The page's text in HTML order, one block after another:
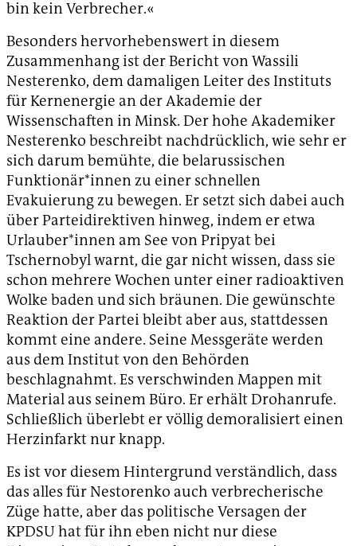
bin kein Verbrecher.«
Besonders hervorhebenswert in diesem
Zusammenhang ist der Bericht von Wassili
Nesterenko, dem damaligen Leiter des Instituts
für Kernenergie an der Akademie der
Wissenschaften in Minsk. Der hohe Akademiker
Nesterenko beschreibt nachdrücklich, wie sehr er
sich darum bemühte, die belarussischen
Funktionär*innen zu einer schnellen
Evakuierung zu bewegen. Er setzt sich dabei auch
über Parteidirektiven hinweg, indem er etwa
Urlauber*innen am See von Pripyat bei
Tschernobyl warnt, die gar nicht wissen, dass sie
schon mehrere Wochen unter einer radioaktiven
Wolke baden und sich bräunen. Die gewünschte
Reaktion der Partei bleibt aber aus, stattdessen
kommt eine andere. Seine Messgeräte werden
aus dem Institut von den Behörden
beschlagnahmt. Es verschwinden Mappen mit
Material aus seinem Büro. Er erhält Drohanrufe.
Schließlich überlebt er völlig demoralisiert einen
Herzinfarkt nur knapp.
Es ist vor diesem Hintergrund verständlich, dass
das alles für Nestorenko auch verbrecherische
Züge hatte, aber das politische Versagen der
KPDSU hat für ihn eben nicht nur diese